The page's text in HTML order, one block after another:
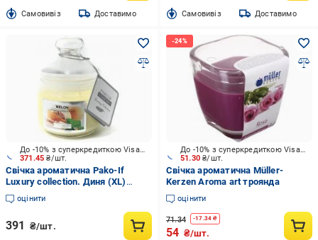
Cамовивіз Доставимо Cамовивіз Доставимо
371.45₴/шт.
До -10% з суперкредиткою Visa Вигода
Свічка ароматична Pako-If
Luxury collection. Диня (XL)
арт.402
оцінити
391 ₴/шт.
51.30₴/шт.
До -10% з суперкредиткою Visa Вигода
Свічка ароматична Müller-
Kerzen Aroma art троянда
оцінити
71.34 -17.34 ₴
54 ₴/шт.